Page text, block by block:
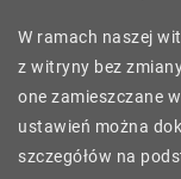
W ramach naszej
z witryny bez
one zamieszczane
ustawień można
szczegółów na